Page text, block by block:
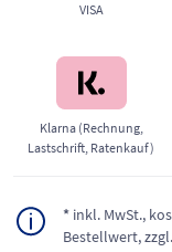
VISA
Klarna (Rechnung,
Lastschrift, Ratenkauf)
* inkl. MwSt.,
Bestellwert,